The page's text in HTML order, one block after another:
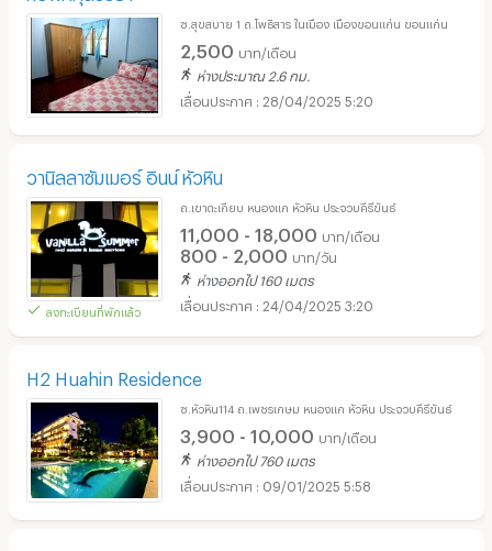
ซ.สุขสบาย 1 ถ.โพธิสาร ในเมือง เมืองขอนแก่น ขอนแก่น
2,500 บาท/เดือน
ห่างประมาณ 2.6 กม.
28/04/2025 5:20
วานิลลาซัมเมอร์ อินน์ หัวหิน
ลงทะเบียนที่พักแล้ว
ถ.เขาตะเกียบ หนองแก หัวหิน ประจวบคีรีขันธ์
11,000 - 18,000 บาท/เดือน
800 - 2,000 บาท/วัน
ห่างออกไป 160 เมตร
24/04/2025 3:20
H2 Huahin Residence
ซ.หัวหิน114 ถ.เพชรเกษม หนองแก หัวหิน ประจวบคีรีขันธ์
3,900 - 10,000 บาท/เดือน
ห่างออกไป 760 เมตร
09/01/2025 5:58